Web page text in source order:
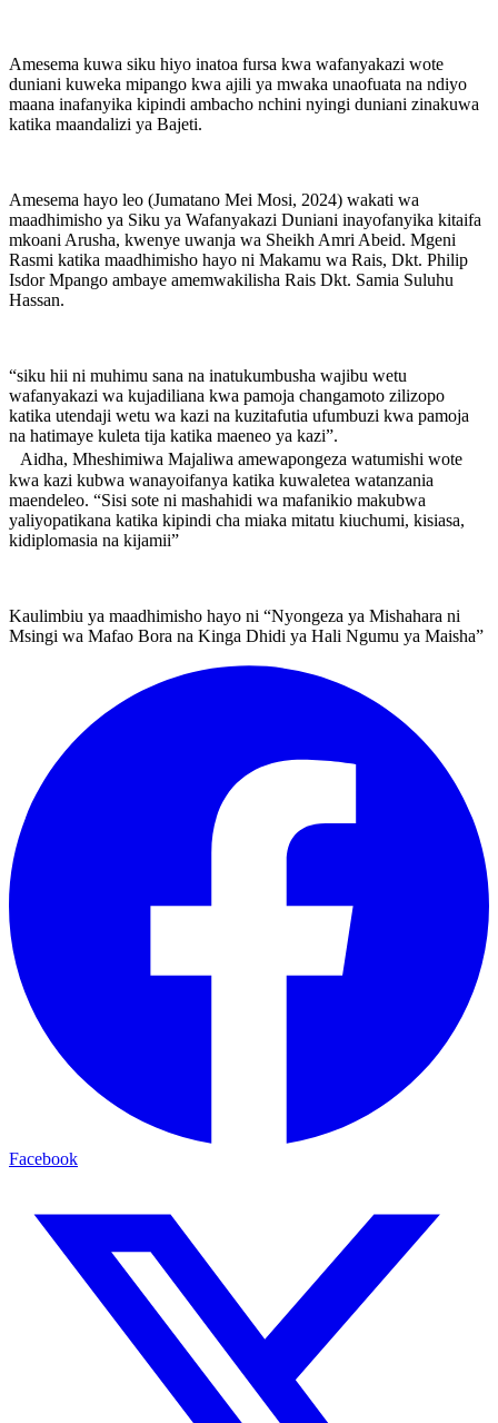
Amesema kuwa siku hiyo inatoa fursa kwa wafanyakazi wote
duniani kuweka mipango kwa ajili ya mwaka unaofuata na ndiyo
maana inafanyika kipindi ambacho nchini nyingi duniani zinakuwa
katika maandalizi ya Bajeti.
Amesema hayo leo (Jumatano Mei Mosi, 2024) wakati wa
maadhimisho ya Siku ya Wafanyakazi Duniani inayofanyika kitaifa
mkoani Arusha, kwenye uwanja wa Sheikh Amri Abeid. Mgeni
Rasmi katika maadhimisho hayo ni Makamu wa Rais, Dkt. Philip
Isdor Mpango ambaye amemwakilisha Rais Dkt. Samia Suluhu
Hassan.
“siku hii ni muhimu sana na inatukumbusha wajibu wetu
wafanyakazi wa kujadiliana kwa pamoja changamoto zilizopo
katika utendaji wetu wa kazi na kuzitafutia ufumbuzi kwa pamoja
na hatimaye kuleta tija katika maeneo ya kazi”.
Aidha, Mheshimiwa Majaliwa amewapongeza watumishi wote
kwa kazi kubwa wanayoifanya katika kuwaletea watanzania
maendeleo. “Sisi sote ni mashahidi wa mafanikio makubwa
yaliyopatikana katika kipindi cha miaka mitatu kiuchumi, kisiasa,
kidiplomasia na kijamii”
Kaulimbiu ya maadhimisho hayo ni “Nyongeza ya Mishahara ni
Msingi wa Mafao Bora na Kinga Dhidi ya Hali Ngumu ya Maisha”
Facebook